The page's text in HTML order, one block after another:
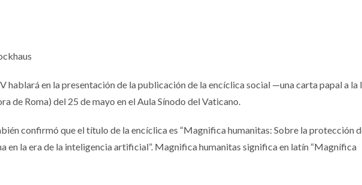
hablará en la presentación de la publicación de la encíclica social —una carta papal a
de Roma) del 25 de mayo en el Aula Sínodo del Vaticano.
confirmó que el título de la encíclica es “Magnifica humanitas: Sobre la protección
en la era de la inteligencia artificial”. Magnifica humanitas significa en latín “Magnífica